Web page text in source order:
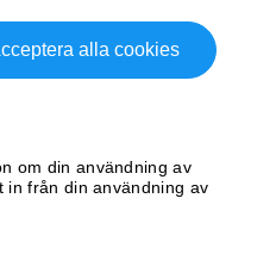
alla cookies
om din användning av
in från din användning av